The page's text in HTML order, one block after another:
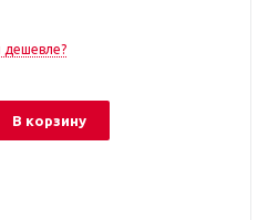
В корзину